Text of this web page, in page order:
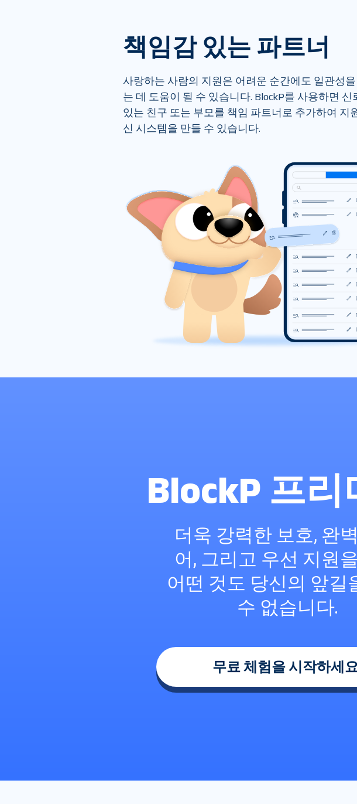
책임감 있는 파트너
사랑하는 사람의 지원은 어려운 순간에도 일관성
는 데 도움이 될 수 있습니다. BlockP를 사용하면 신
있는 친구 또는 부모를 책임 파트너로 추가하여 지
신 시스템을 만들 수 있습니다.
BlockP 프리
더욱 강력한 보호, 완
어, 그리고 우선 지원
어떤 것도 당신의 앞길
수 없습니다.
무료 체험을 시작하세